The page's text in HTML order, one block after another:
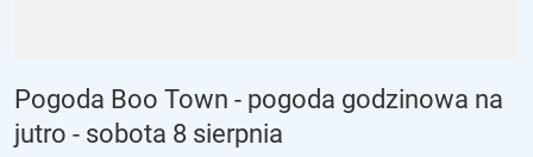
Pogoda Boo Town - pogoda godzinowa na
jutro - sobota 8 sierpnia